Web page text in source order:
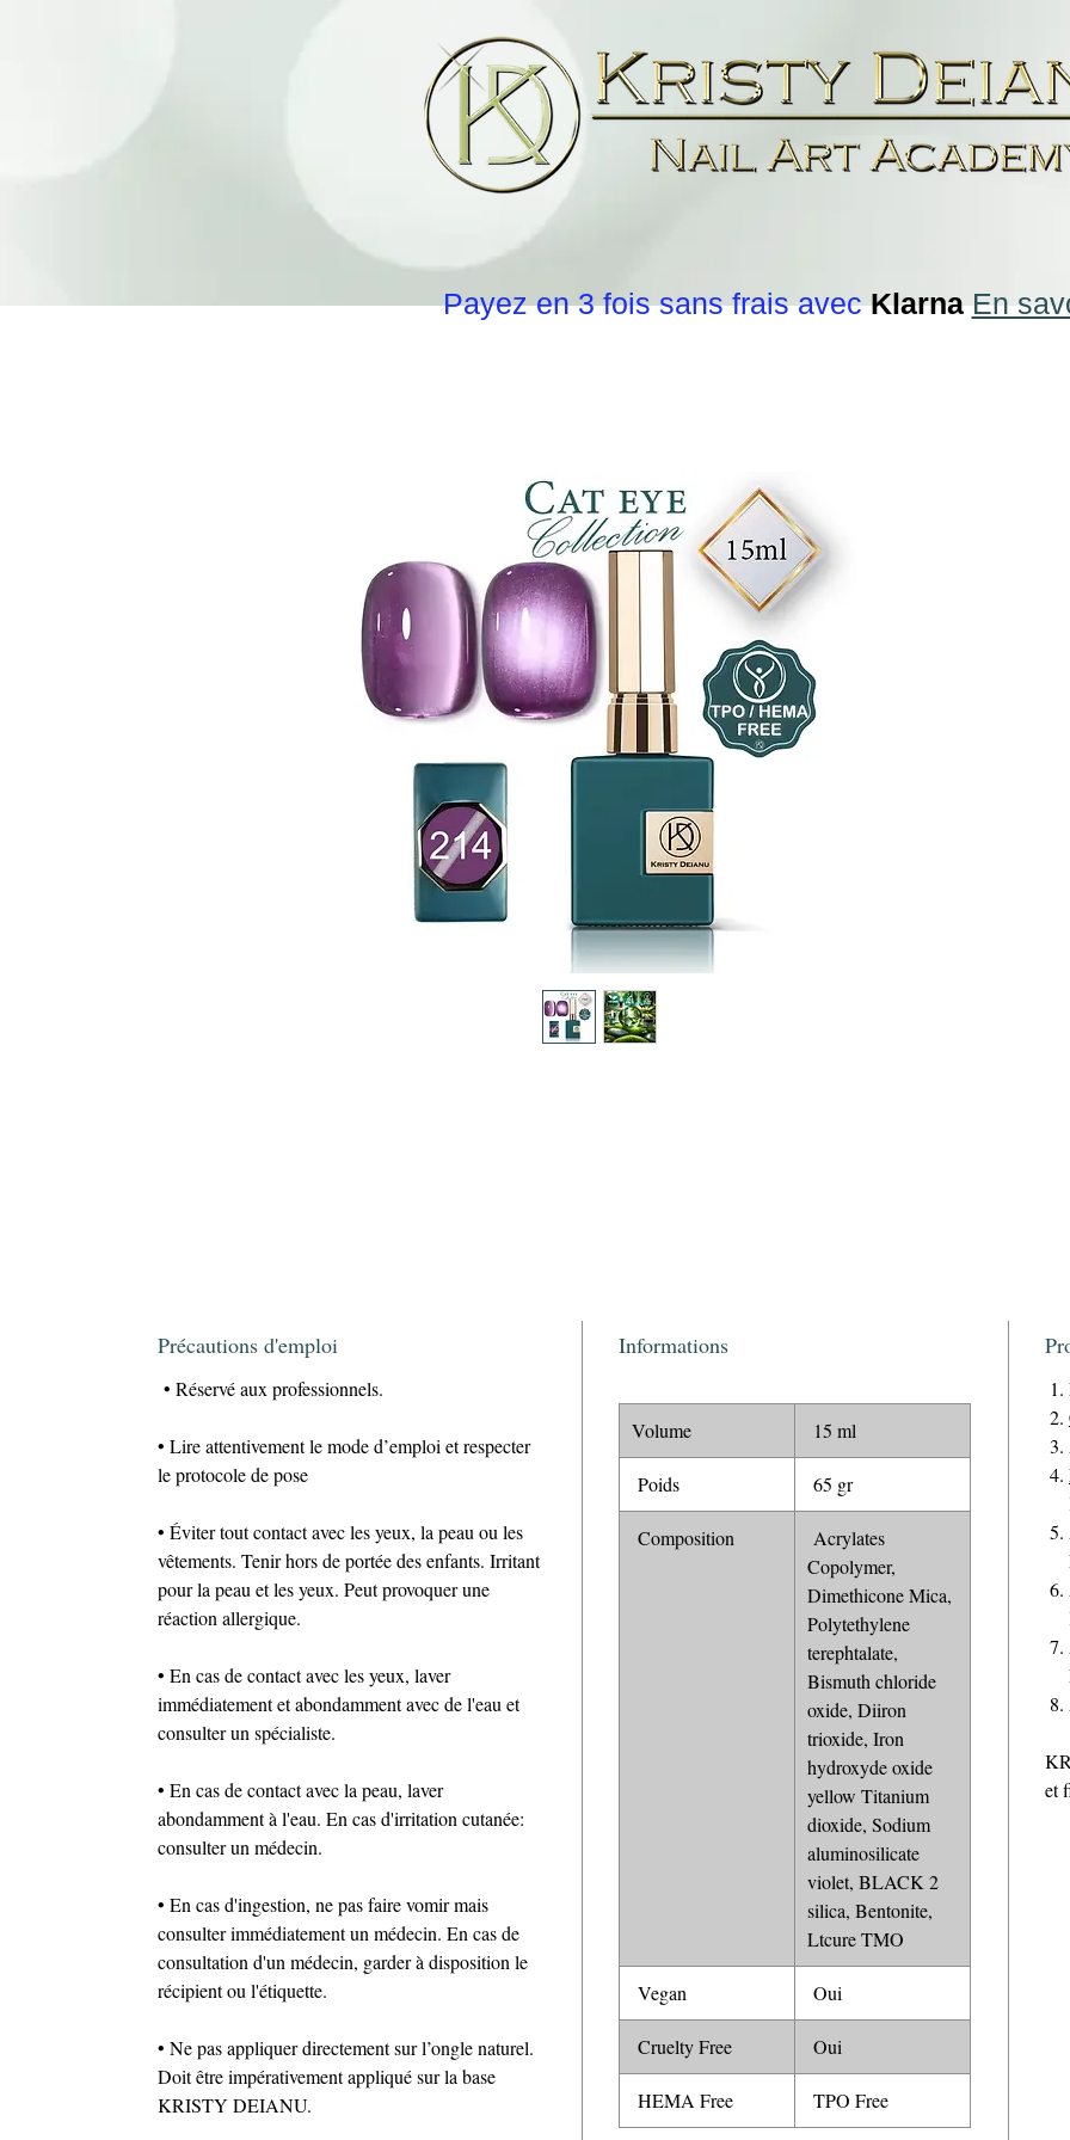
Précautions d'emploi
• Réservé aux professionnels.
• Lire attentivement le mode d’emploi et respecter
le protocole de pose
• Éviter tout contact avec les yeux, la peau ou les
vêtements. Tenir hors de portée des enfants. Irritant
pour la peau et les yeux. Peut provoquer une
réaction allergique.
• En cas de contact avec les yeux, laver
immédiatement et abondamment avec de l'eau et
consulter un spécialiste.
• En cas de contact avec la peau, laver
abondamment à l'eau. En cas d'irritation cutanée:
consulter un médecin.
• En cas d'ingestion, ne pas faire vomir mais
consulter immédiatement un médecin. En cas de
consultation d'un médecin, garder à disposition le
récipient ou l'étiquette.
• Ne pas appliquer directement sur l’ongle naturel.
Doit être impérativement appliqué sur la base
KRISTY DEIANU.
Informations
Volume 15 ml
Poids 65 gr
Composition
Acrylates
Copolymer,
Dimethicone Mica,
Polytethylene
terephtalate,
Bismuth chloride
oxide, Diiron
trioxide, Iron
hydroxyde oxide
yellow Titanium
dioxide, Sodium
aluminosilicate
violet, BLACK 2
silica, Bentonite,
Ltcure TMO
Vegan Oui
Cruelty Free Oui
HEMA Free TPO Free
et
Payez en 3 fois sans frais avecKlarna En